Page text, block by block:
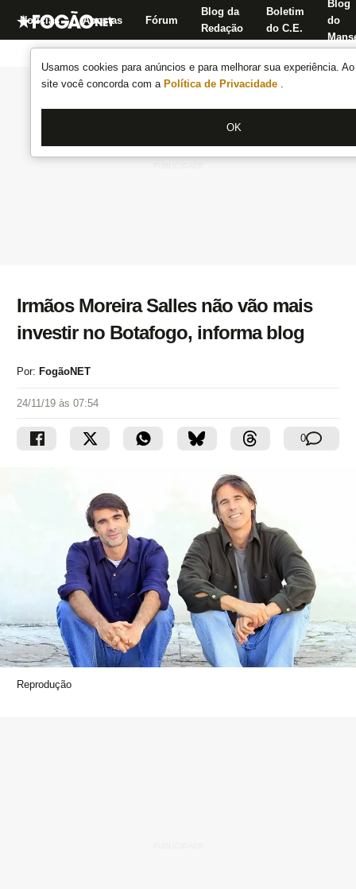
Usamos cookies para anúncios e para melhorar sua experiência.
site você concorda com a Política de Privacidade .
OK
Notícias Apostas Fórum
Blog da
Redação
Boletim
do C.E.
Blog
do
Irmãos Moreira Salles não vão mais
investir no Botafogo, informa blog
Por: FogãoNET
24/11/19 às 07:54
0
Reprodução